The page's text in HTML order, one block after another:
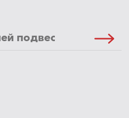
подвески